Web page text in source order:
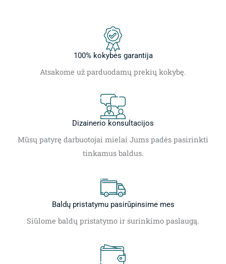
100% kokybės garantija
Atsakome už parduodamų prekių kokybę.
Dizainerio konsultacijos
Mūsų patyrę darbuotojai mielai Jums padės pasirinkti
tinkamus baldus.
Baldų pristatymu pasirūpinsime mes
Siūlome baldų pristatymo ir surinkimo paslaugą.